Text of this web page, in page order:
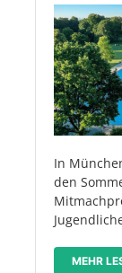
In
den
MEHR